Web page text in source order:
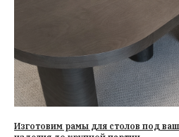
Изготовим рамы для столов под